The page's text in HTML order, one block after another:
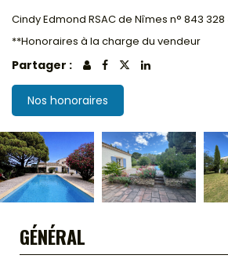
Cindy Edmond RSAC de Nîmes n° 843
**Honoraires à la charge du vendeur
Partager :
Nos honoraires
GÉNÉRAL